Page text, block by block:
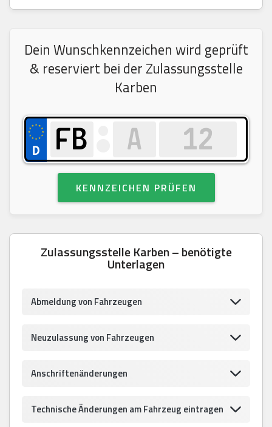
Dein Wunschkennzeichen wird geprüft
& reserviert bei der Zulassungsstelle
Karben
KENNZEICHEN PRÜFEN
Zulassungsstelle Karben – benötigte
Unterlagen
Abmeldung von Fahrzeugen
Neuzulassung von Fahrzeugen
Anschriftenänderungen
Technische Änderungen am Fahrzeug eintragen